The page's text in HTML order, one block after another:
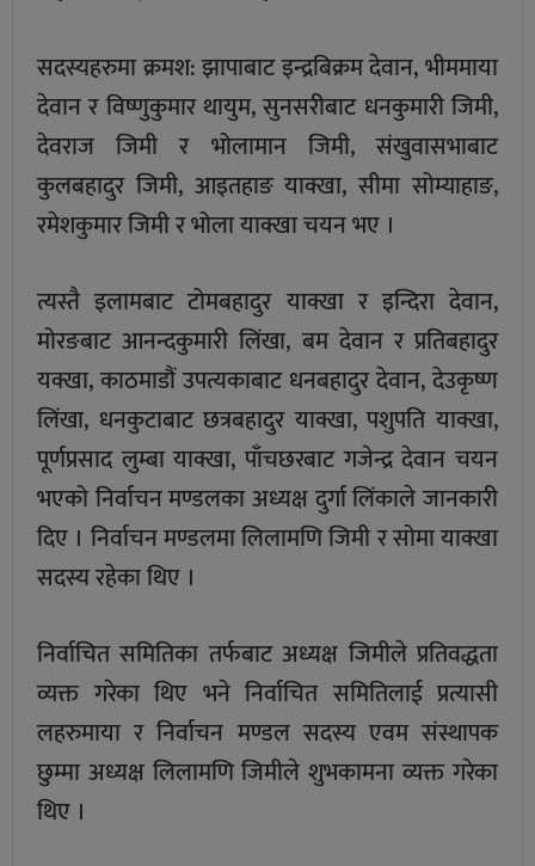
सदस्यहरुमा क्रमश: झापाबाट इन्द्रबिक्रम देवान, भीममाया
देवान र विष्णुकुमार थायुम, सुनसरीबाट धनकुमारी जिमी,
देवराज जिमी र भोलामान जिमी, संखुवासभाबाट
कुलबहादुर जिमी, आइतहाङ याक्खा, सीमा सोम्याहाङ,
रमेशकुमार जिमी र भोला याक्खा चयन भए ।
त्यस्तै इलामबाट टोमबहादुर याक्खा र इन्दिरा देवान,
मोरङबाट आनन्दकुमारी लिंखा, बम देवान र प्रतिबहादुर
यक्खा, काठमाडौं उपत्यकाबाट धनबहादुर देवान, देउकृष्ण
लिंखा, धनकुटाबाट छत्रबहादुर याक्खा, पशुपति याक्खा,
पूर्णप्रसाद लुम्बा याक्खा, पाँचछरबाट गजेन्द्र देवान चयन
भएको निर्वाचन मण्डलका अध्यक्ष दुर्गा लिंकाले जानकारी
दिए । निर्वाचन मण्डलमा लिलामणि जिमी र सोमा याक्खा
सदस्य रहेका थिए ।
निर्वाचित समितिका तर्फबाट अध्यक्ष जिमीले प्रतिवद्धता
व्यक्त गरेका थिए भने निर्वाचित समितिलाई प्रत्यासी
लहरुमाया र निर्वाचन मण्डल सदस्य एवम संस्थापक
छुम्मा अध्यक्ष लिलामणि जिमीले शुभकामना व्यक्त गरेका
थिए ।